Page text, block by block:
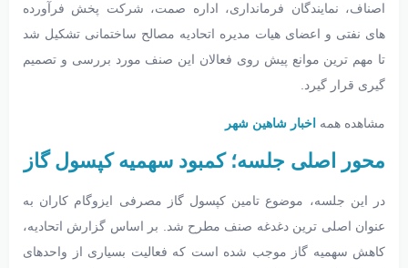
اصناف، نمایندگان فرمانداری، اداره صمت، شرکت پخش فرآورده
های نفتی و اعضای هیات مدیره اتحادیه مصالح ساختمانی تشکیل شد
تا مهم ترین موانع پیش روی فعالان این صنف مورد بررسی و تصمیم
گیری قرار گیرد.
مشاهده همه اخبار شاهین شهر
محور اصلی جلسه؛ کمبود سهمیه کپسول گاز
در این جلسه، موضوع تامین کپسول گاز مصرفی ایزوگام کاران به
عنوان اصلی ترین دغدغه صنف مطرح شد. بر اساس گزارش اتحادیه،
کاهش سهمیه گاز موجب شده است که فعالیت بسیاری از واحدهای